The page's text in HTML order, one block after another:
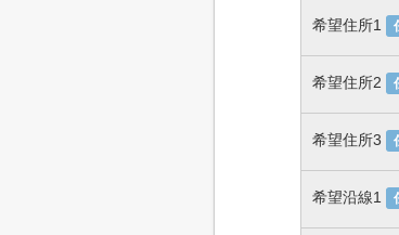
希望住所1
希望住所2
希望住所3
希望沿線1